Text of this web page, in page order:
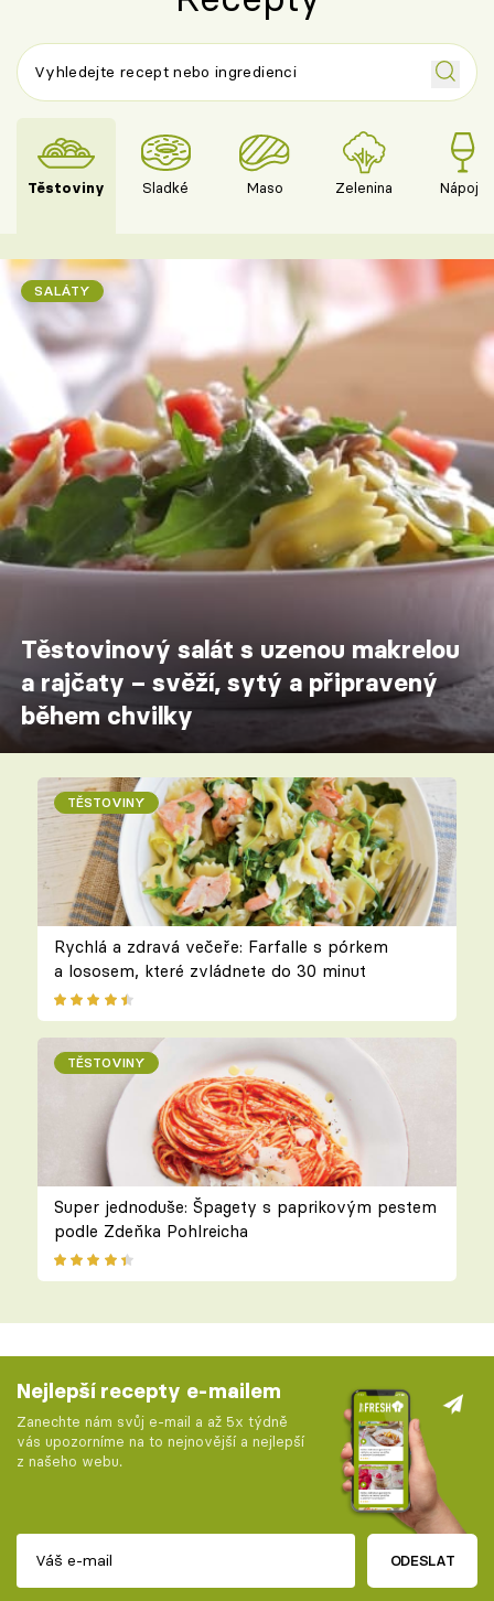
Těstoviny Sladké Maso Zelenina Nápoje
SALÁTY
Těstovinový salát s uzenou makrelou
a rajčaty – svěží, sytý a připravený
během chvilky
TĚSTOVINY
Rychlá a zdravá večeře: Farfalle s pórkem
a lososem, které zvládnete do 30 minut
TĚSTOVINY
Super jednoduše: Špagety s paprikovým pestem
podle Zdeňka Pohlreicha
Nejlepší recepty e-mailem
Zanechte nám svůj e-mail a až 5x týdně
vás upozorníme na to nejnovější a nejlepší
z našeho webu.
ODESLAT